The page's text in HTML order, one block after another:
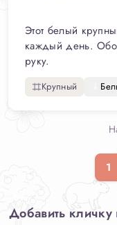
Этот белый
каждый день.
руку.
Крупный
1
Добавить